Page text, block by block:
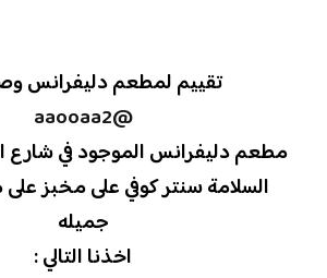
تقييم لمطعم دليفرانس
@aaooaa2
مطعم دليفرانس الموجود في شارع
السلامة سنتر كوفي علی مخبز
جميله
اخذنا التالي :